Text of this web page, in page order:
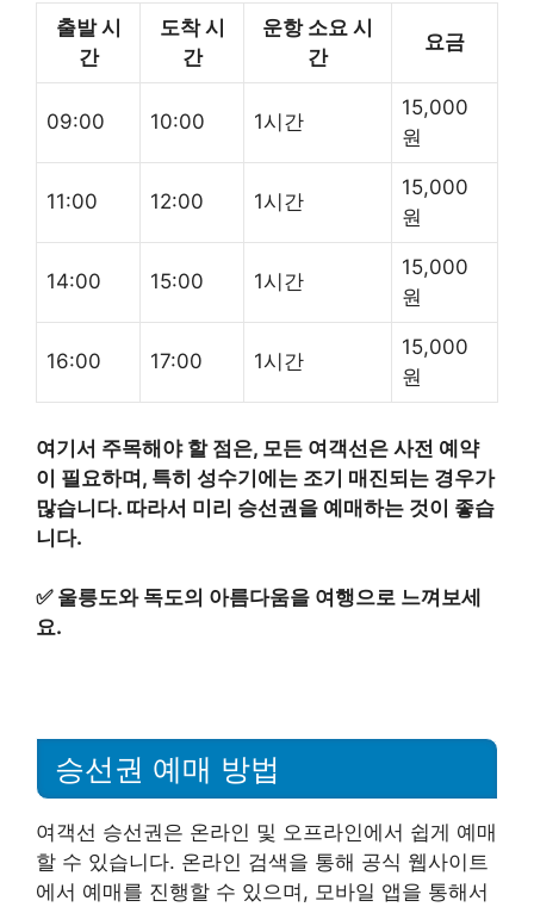
출발 시
간
도착 시
간
운항 소요 시
간
요금
09:00 10:00 1시간
15,000
원
11:00 12:00 1시간
15,000
원
14:00 15:00 1시간
15,000
원
16:00 17:00 1시간
15,000
원
여기서 주목해야 할 점은, 모든 여객선은 사전 예약
이 필요하며, 특히 성수기에는 조기 매진되는 경우가
많습니다. 따라서 미리 승선권을 예매하는 것이 좋습
니다.
✅ 울릉도와 독도의 아름다움을 여행으로 느껴보세
요.
승선권 예매 방법
여객선 승선권은 온라인 및 오프라인에서 쉽게 예매
할 수 있습니다. 온라인 검색을 통해 공식 웹사이트
에서 예매를 진행할 수 있으며, 모바일 앱을 통해서